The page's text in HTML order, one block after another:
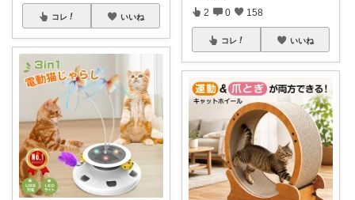
コレ いいね 2 0 158
コレ いいね